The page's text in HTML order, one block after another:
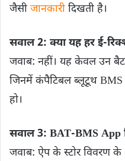
जैसी जानकारी दिखती है।
सवाल 2: क्या यह हर ई-
जवाब: नहीं। यह केवल उन
जिनमें कंपैटिबल ब्लूटूथ BMS
हो।
सवाल 3: BAT-BMS App
जवाब: ऐप के स्टोर विवरण